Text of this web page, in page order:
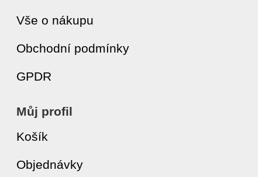
Vše o nákupu
Obchodní podmínky
GPDR
Můj profil
Košík
Objednávky